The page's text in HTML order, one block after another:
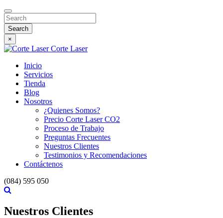
Search
×
Corte Laser
Inicio
Servicios
Tienda
Blog
Nosotros
¿Quienes Somos?
Precio Corte Laser CO2
Proceso de Trabajo
Preguntas Frecuentes
Nuestros Clientes
Testimonios y Recomendaciones
Contáctenos
(084) 595 050
Nuestros Clientes